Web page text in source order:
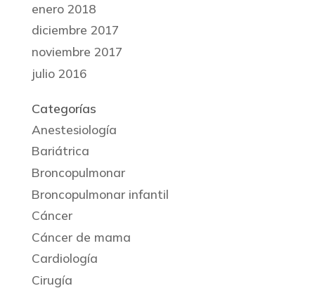
enero 2018
diciembre 2017
noviembre 2017
julio 2016
Categorías
Anestesiología
Bariátrica
Broncopulmonar
Broncopulmonar infantil
Cáncer
Cáncer de mama
Cardiología
Cirugía